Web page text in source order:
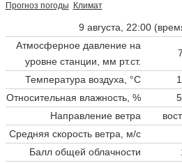
Прогноз погоды Климат
9 августа, 22:00
Атмосферное давление на
уровне станции, мм рт.ст.
Температура воздуха, °C
Относительная влажность, %
Направление ветра
Средняя скорость ветра, м/с
Балл общей облачности